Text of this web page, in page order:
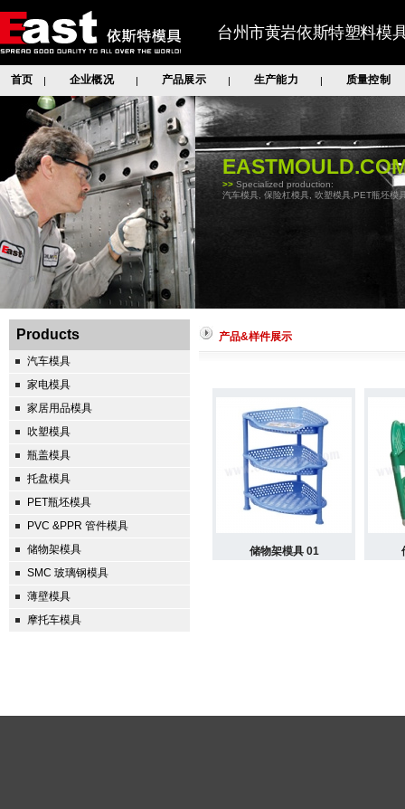
台州市黄岩依斯特塑料模
首页 | 企业概况 | 产品展示 | 生产能力 | 质量控制
>> Specialized production:
汽车模具, 保险杠模具, 吹塑模具,PET瓶坯模
Products
汽车模具
家电模具
家居用品模具
吹塑模具
瓶盖模具
托盘模具
PET瓶坯模具
PVC &PPR 管件模具
储物架模具
SMC 玻璃钢模具
薄壁模具
摩托车模具
产品&样件展示
储物架模具 01